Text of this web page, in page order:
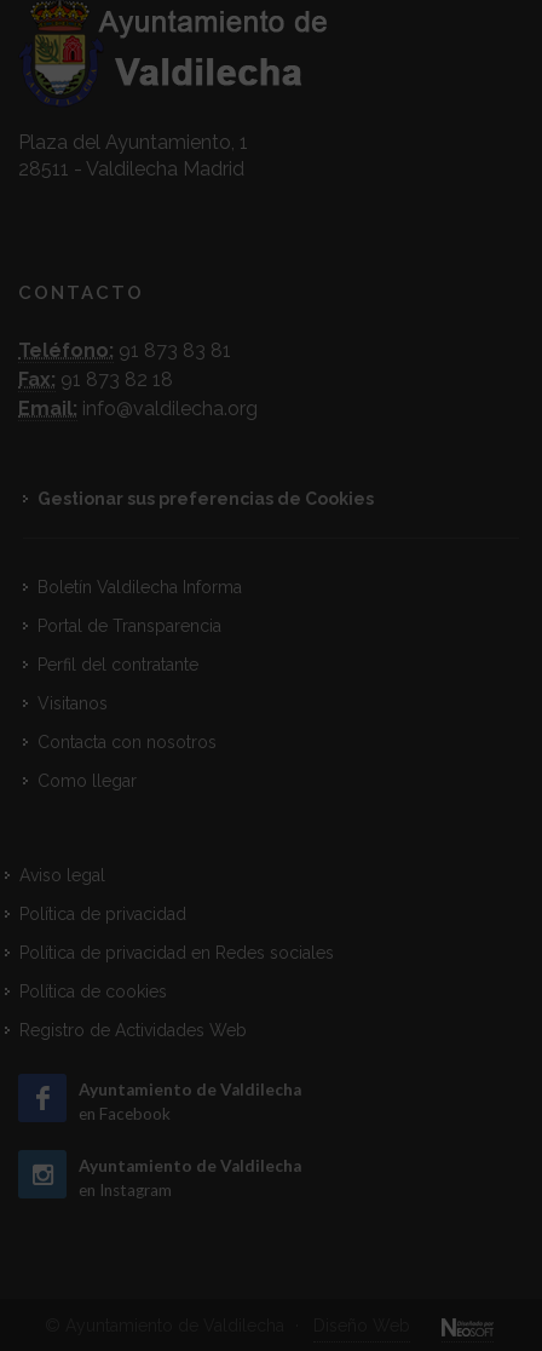
Plaza del Ayuntamiento, 1
28511 - Valdilecha Madrid
CONTACTO
Teléfono: 91 873 83 81
Fax: 91 873 82 18
Email: info@valdilecha.org
Gestionar sus preferencias de Cookies
Boletín Valdilecha Informa
Portal de Transparencia
Perfil del contratante
Visitanos
Contacta con nosotros
Como llegar
Aviso legal
Política de privacidad
Política de privacidad en Redes sociales
Política de cookies
Registro de Actividades Web
Ayuntamiento de Valdilecha
en Facebook
Ayuntamiento de Valdilecha
en Instagram